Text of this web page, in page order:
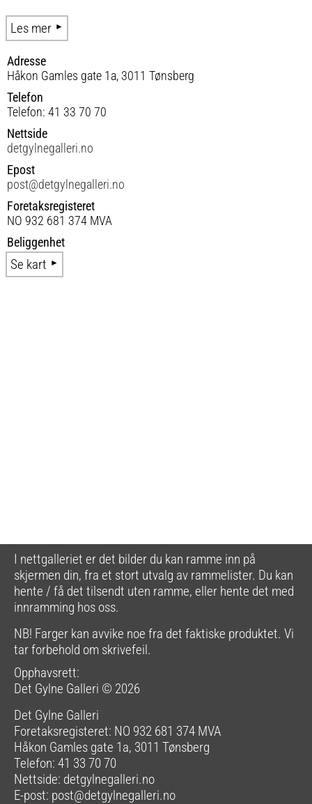
Les mer
Adresse
Håkon Gamles gate 1a, 3011 Tønsberg
Telefon
Telefon: 41 33 70 70
Nettside
detgylnegalleri.no
Epost
post@detgylnegalleri.no
Foretaksregisteret
NO 932 681 374 MVA
Beliggenhet
Se kart
I nettgalleriet er det bilder du kan ramme inn på
skjermen din, fra et stort utvalg av rammelister. Du kan
hente / få det tilsendt uten ramme, eller hente det med
innramming hos oss.
NB! Farger kan avvike noe fra det faktiske produktet. Vi
tar forbehold om skrivefeil.
Opphavsrett:
Det Gylne Galleri © 2026
Det Gylne Galleri
Foretaksregisteret: NO 932 681 374 MVA
Håkon Gamles gate 1a, 3011 Tønsberg
Telefon: 41 33 70 70
Nettside: detgylnegalleri.no
E-post: post@detgylnegalleri.no